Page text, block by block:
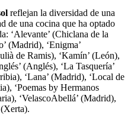
reflejan la diversidad de una
de una cocina que ha optado
‘Alevante’ (Chiclana de la
(Madrid), ‘Enigma’
de Ramis), ‘Kamín’ (León),
(Anglés), ‘La Tasquería’
‘Lana’ (Madrid), ‘Local de
‘Poemas by Hermanos
‘VelascoAbellá’ (Madrid),